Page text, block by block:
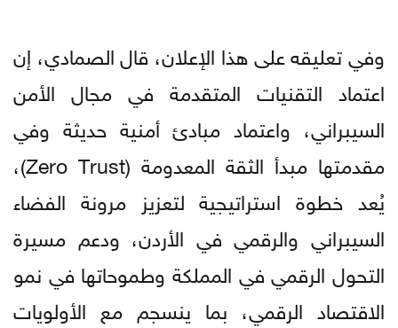
وفي تعليقه على هذا الإعلان، قال الصمادي، إن
اعتماد التقنيات المتقدمة في مجال الأمن
السيبراني، واعتماد مبادئ أمنية حديثة وفي
مقدمتها مبدأ الثقة المعدومة (Zero Trust)،
يُعد خطوة استراتيجية لتعزيز مرونة الفضاء
السيبراني والرقمي في الأردن، ودعم مسيرة
التحول الرقمي في المملكة وطموحاتها في نمو
الاقتصاد الرقمي، بما ينسجم مع الأولويات